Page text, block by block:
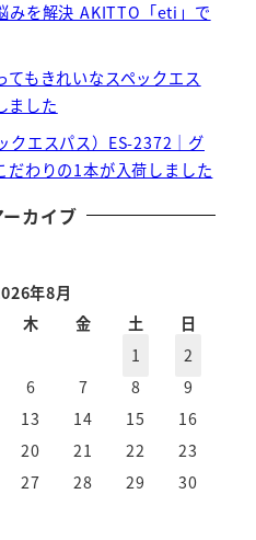
みを解決 AKITTO「eti」で
てもきれいなスペックエス
ました
エスパス）ES-2372｜グ
だわりの1本が入荷しました
ーカイブ
年8月
木 金 土
日
1
2
6 7 8
9
13 14 15
16
20 21 22
23
27 28 29
30